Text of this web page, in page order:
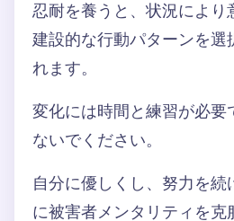
忍耐を養うと、状況により
建設的な行動パターンを選
れます。
変化には時間と練習が必要
ないでください。
自分に優しくし、努力を続
に被害者メンタリティを克